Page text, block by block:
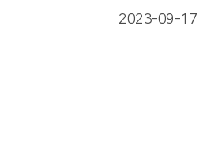
2023-09-17